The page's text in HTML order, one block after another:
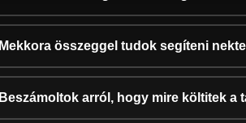
Mekkora összeggel tudok segíteni
Beszámoltok arról, hogy mire költitek a